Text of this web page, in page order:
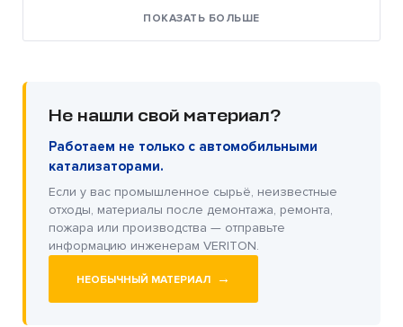
ПОКАЗАТЬ БОЛЬШЕ
Не нашли свой материал?
Работаем не только с автомобильными
катализаторами.
Если у вас промышленное сырьё, неизвестные
отходы, материалы после демонтажа, ремонта,
пожара или производства — отправьте
информацию инженерам VERITON.
НЕОБЫЧНЫЙ МАТЕРИАЛ →